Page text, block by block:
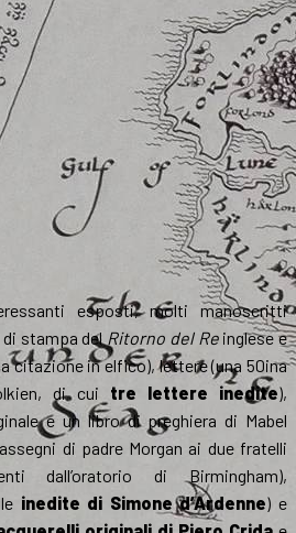
esposti, molti manoscritti
stampa del Ritorno del Reinglese e
citazione in elfico), lettere (una 50ina
di cui tre lettere inedite),
e un libro di preghiera di Mabel
di padre Morgan ai due fratelli
dall’oratorio di Birmingham),
inedite di Simone d’Ardenne) e